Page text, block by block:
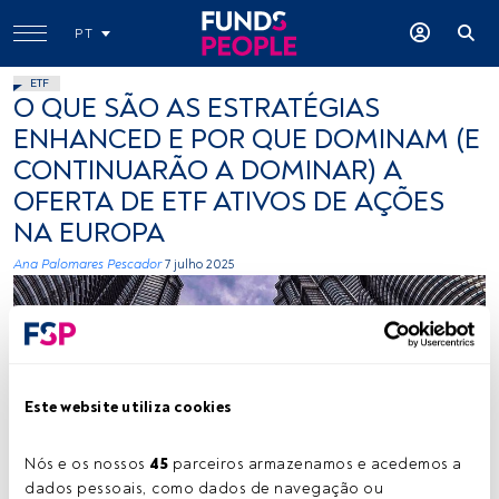
Este website utiliza cookies
Nós e os nossos 45 parceiros armazenamos e acedemos a
dados pessoais, como dados de navegação ou
PT
ETF
O QUE SÃO AS ESTRATÉGIAS
ENHANCED E POR QUE DOMINAM (E
CONTINUARÃO A DOMINAR) A
OFERTA DE ETF ATIVOS DE AÇÕES
NA EUROPA
Ana Palomares Pescador 7 julho 2025
Créditos: Anoushka P (Unsplash)